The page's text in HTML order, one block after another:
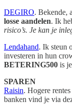
DEGIRO. Bekende,
losse aandelen. Ik
risico’s. Je kan je
Lendahand. Ik steun
investeren in hun
BETERING500 is
SPAREN
Raisin. Hogere
banken vind je via